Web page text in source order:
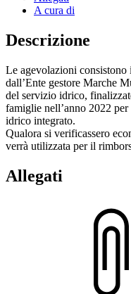
A cura di
Descrizione
Le agevolazioni consistono
dall’Ente gestore Marche
del servizio idrico,
famiglie nell’anno 2022
idrico integrato.
Qualora si verificassero
verrà utilizzata per il
Allegati